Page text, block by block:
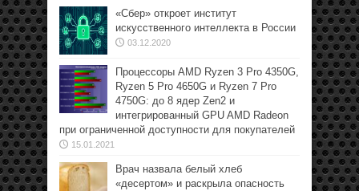
«Сбер» откроет институт
искусственного интеллекта в России
03.12.2020
Процессоры AMD Ryzen 3 Pro 4350G,
Ryzen 5 Pro 4650G и Ryzen 7 Pro
4750G: до 8 ядер Zen2 и
интегрированный GPU AMD Radeon
при ограниченной доступности для покупателей
15.01.2021
Врач назвала белый хлеб
«десертом» и раскрыла опасность